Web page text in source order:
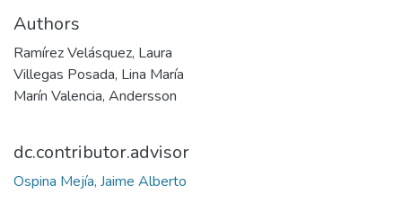
Authors
Ramírez Velásquez, Laura
Villegas Posada, Lina María
Marín Valencia, Andersson
dc.contributor.advisor
Ospina Mejía, Jaime Alberto